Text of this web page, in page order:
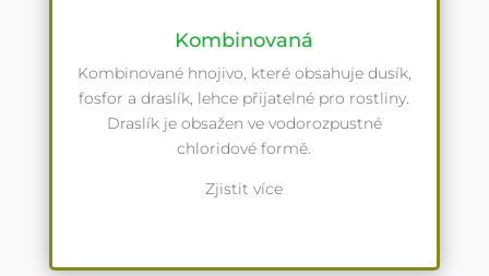
Kombinovaná
Kombinované hnojivo, které obsahuje dusík,
fosfor a draslík, lehce přijatelné pro rostliny.
Draslík je obsažen ve vodorozpustné
chloridové formě.
Zjistit více